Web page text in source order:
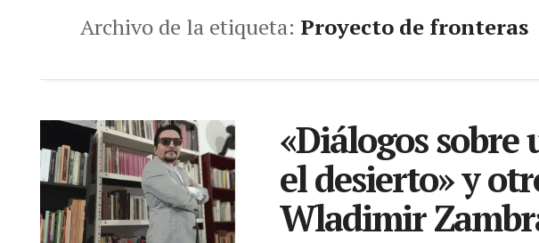
Archivo de la etiqueta: Proyecto de fronteras
«Diálogos
el desierto» y
Wladimir